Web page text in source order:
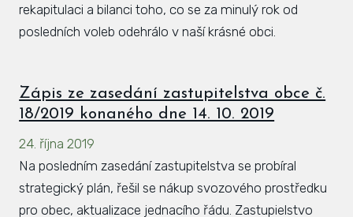
rekapitulaci a bilanci toho, co se za minulý rok od
posledních voleb odehrálo v naší krásné obci.
Zápis ze zasedání zastupitelstva obce č.
18/2019 konaného dne 14. 10. 2019
24. října 2019
Na posledním zasedání zastupitelstva se probíral
strategický plán, řešil se nákup svozového prostředku
pro obec, aktualizace jednacího řádu. Zastupielstvo